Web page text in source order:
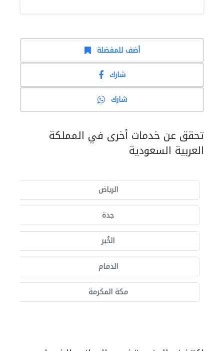
أضف للمفضلة
شارك
شارك
تحقق عن خدمات أخرى في المملكة
العربية السعودية
الرياض
جدة
الخُبر
الدمام
مكة المكرمة